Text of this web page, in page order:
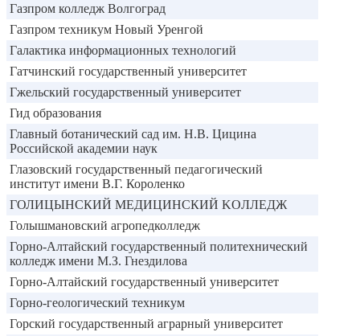
Газпром колледж Волгоград
Газпром техникум Новый Уренгой
Галактика информационных технологий
Гатчинский государственный университет
Гжельский государственный университет
Гид образования
Главный ботанический сад им. Н.В. Цицина
Российской академии наук
Глазовский государственный педагогический
институт имени В.Г. Короленко
ГОЛИЦЫНСКИЙ МЕДИЦИНСКИЙ KOЛЛEДЖ
Голышмановский агропедколледж
Горно-Алтайский государственный политехнический
колледж имени М.З. Гнездилова
Горно-Алтайский государственный университет
Горно-геологический техникум
Горский государственный аграрный университет